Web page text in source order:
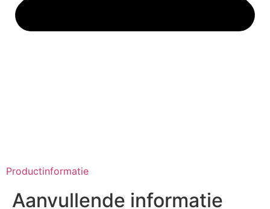
Productinformatie
Aanvullende informatie